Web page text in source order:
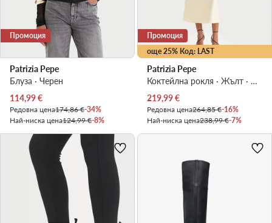
Промоция
Patrizia Pepe
Блуза · Черен
Актуална цена
114,99€
Редовна цена174,86 €-34%
Най-ниска цена124,99 €-8%
още 25% Код: LAST
Промоция
Patrizia Pepe
Коктейлна рокля · Жълт · Миди
Актуална цена
219,99€
Редовна цена264,85 €-16%
Най-ниска цена238,99 €-7%